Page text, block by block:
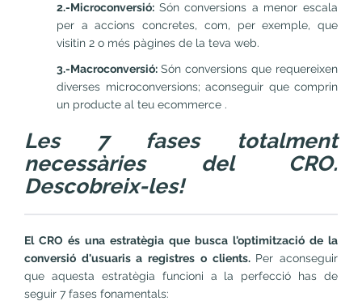
2.-Microconversió: Són conversions a menor escala
per a accions concretes, com, per exemple, que
visitin 2 o més pàgines de la teva web.
3.-Macroconversió: Són conversions que requereixen
diverses microconversions; aconseguir que comprin
un producte al teu ecommerce .
Les 7 fases totalment
necessàries del CRO.
Descobreix-les!
El CRO és una estratègia que busca l'optimització de la
conversió d'usuaris a registres o clients. Per aconseguir
que aquesta estratègia funcioni a la perfecció has de
seguir 7 fases fonamentals: